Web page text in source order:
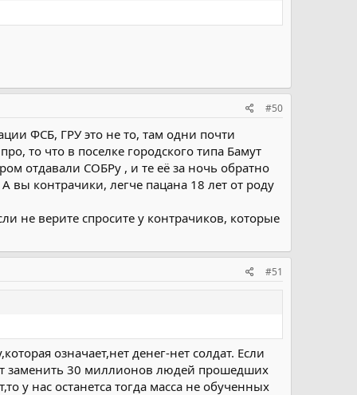
#50
ФСБ, ГРУ это не то, там одни почти
то что в поселке городского типа Бамут
отдавали СОБРу , и те её за ночь обратно
вы контрачики, легче пацана 18 лет от роду
не верите спросите у контрачиков, которые
#51
означает,нет денег-нет солдат. Если
заменить 30 миллионов людей прошедших
у нас останетса тогда масса не обученных